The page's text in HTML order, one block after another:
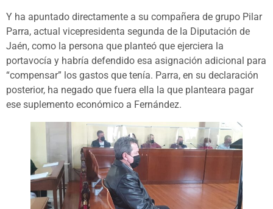
Y ha apuntado directamente a su compañera de grupo Pilar
Parra, actual vicepresidenta segunda de la Diputación de
Jaén, como la persona que planteó que ejerciera la
portavocía y habría defendido esa asignación adicional para
“compensar” los gastos que tenía. Parra, en su declaración
posterior, ha negado que fuera ella la que planteara pagar
ese suplemento económico a Fernández.